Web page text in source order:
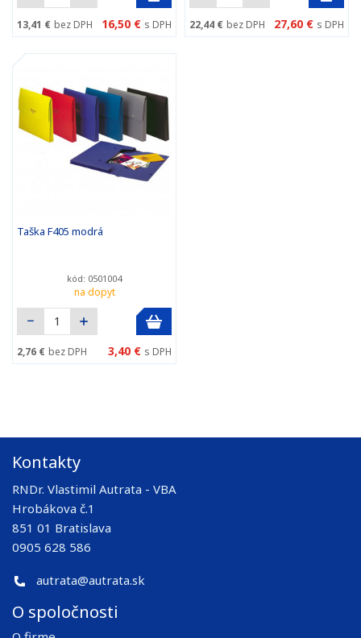
13,41 € bez DPH 16,50 € s DPH 22,44 € bez DPH 27,60 € s DPH
Taška F405 modrá
kód: 0501004
na dopyt
2,76 € bez DPH 3,40 € s DPH
Kontakty
RNDr. Vlastimil Autrata - VBA
Hrobákova č.1
851 01 Bratislava
0905 628 586
autrata@autrata.sk
O spoločnosti